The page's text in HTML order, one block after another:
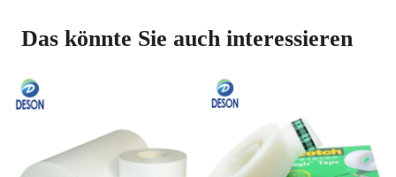
Das könnte Sie auch interessieren